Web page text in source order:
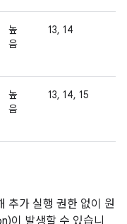
높
음
13, 14
높
음
13, 14, 15
추가 실행 권한 없이 원
이 발생할 수 있습니